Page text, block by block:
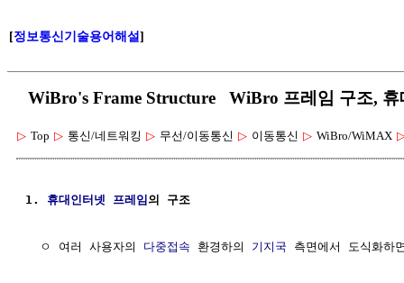
[정보통신기술용어해설]
WiBro's Frame Structure WiBro 프레임 구조, 휴
▷ Top ▷ 통신/네트워킹 ▷ 무선/이동통신 ▷ 이동통신 ▷ WiBro/WiMAX
1. 휴대인터넷 프레임의 구조
  ㅇ 여러 사용자의
다중접속 환경하의 기지국 측면에서 도식화하